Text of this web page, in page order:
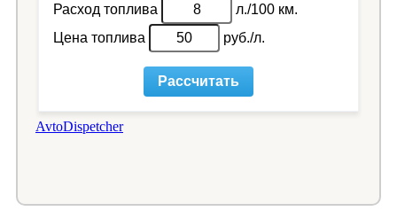
AvtoDispetcher